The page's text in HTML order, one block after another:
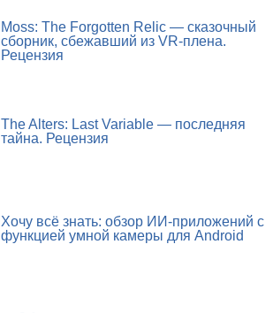
Moss: The Forgotten Relic — сказочный
сборник, сбежавший из VR-плена.
Рецензия
The Alters: Last Variable — последняя
тайна. Рецензия
Хочу всё знать: обзор ИИ-приложений с
функцией умной камеры для Android